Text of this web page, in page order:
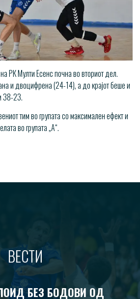
РК Мулти Есенс почна во вториот дел.
и двоцифрена (24-14), а до крајот беше и
38-23.
тим во групата со максимален ефект и
во групата „А“.
ВЕСТИ
БЕЗ БОДОВИ ОД